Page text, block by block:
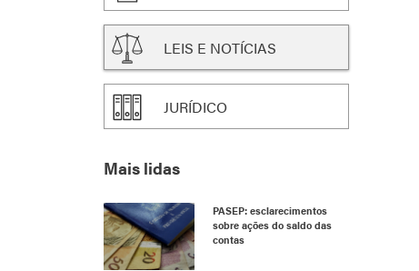
LEIS E NOTÍCIAS
JURÍDICO
Mais lidas
PASEP: esclarecimentos
sobre ações do saldo das
contas